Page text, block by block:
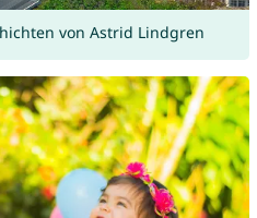
von Astrid Lindgren